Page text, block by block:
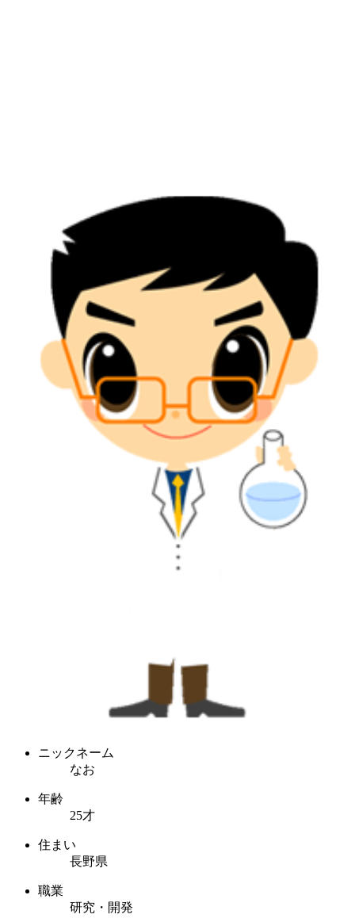
ニックネーム
なお
年齢
25才
住まい
長野県
職業
研究・開発